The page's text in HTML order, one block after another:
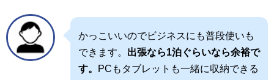
かっこいいのでビジネスにも普段使いも
できます。 出張なら1泊ぐらいなら余裕で
す。
PCもタブレットも一緒に収納できる